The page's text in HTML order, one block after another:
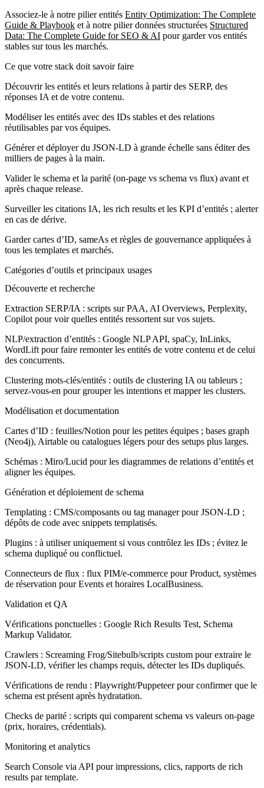
Associez-le à notre pilier entités Entity Optimization: The Complete
Guide & Playbook et à notre pilier données structurées Structured
Data: The Complete Guide for SEO & AI pour garder vos entités
stables sur tous les marchés.
Ce que votre stack doit savoir faire
Découvrir les entités et leurs relations à partir des SERP, des
réponses IA et de votre contenu.
Modéliser les entités avec des IDs stables et des relations
réutilisables par vos équipes.
Générer et déployer du JSON-LD à grande échelle sans éditer des
milliers de pages à la main.
Valider le schema et la parité (on-page vs schema vs flux) avant et
après chaque release.
Surveiller les citations IA, les rich results et les KPI d’entités ; alerter
en cas de dérive.
Garder cartes d’ID, sameAs et règles de gouvernance appliquées à
tous les templates et marchés.
Catégories d’outils et principaux usages
Découverte et recherche
Extraction SERP/IA : scripts sur PAA, AI Overviews, Perplexity,
Copilot pour voir quelles entités ressortent sur vos sujets.
NLP/extraction d’entités : Google NLP API, spaCy, InLinks,
WordLift pour faire remonter les entités de votre contenu et de celui
des concurrents.
Clustering mots-clés/entités : outils de clustering IA ou tableurs ;
servez-vous-en pour grouper les intentions et mapper les clusters.
Modélisation et documentation
Cartes d’ID : feuilles/Notion pour les petites équipes ; bases graph
(Neo4j), Airtable ou catalogues légers pour des setups plus larges.
Schémas : Miro/Lucid pour les diagrammes de relations d’entités et
aligner les équipes.
Génération et déploiement de schema
Templating : CMS/composants ou tag manager pour JSON-LD ;
dépôts de code avec snippets templatisés.
Plugins : à utiliser uniquement si vous contrôlez les IDs ; évitez le
schema dupliqué ou conflictuel.
Connecteurs de flux : flux PIM/e-commerce pour Product, systèmes
de réservation pour Events et horaires LocalBusiness.
Validation et QA
Vérifications ponctuelles : Google Rich Results Test, Schema
Markup Validator.
Crawlers : Screaming Frog/Sitebulb/scripts custom pour extraire le
JSON-LD, vérifier les champs requis, détecter les IDs dupliqués.
Vérifications de rendu : Playwright/Puppeteer pour confirmer que le
schema est présent après hydratation.
Checks de parité : scripts qui comparent schema vs valeurs on-page
(prix, horaires, crédentials).
Monitoring et analytics
Search Console via API pour impressions, clics, rapports de rich
results par template.